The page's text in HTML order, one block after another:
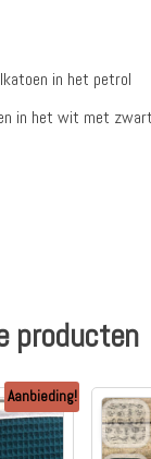
in het petrol
in het wit met
producten
Aanbieding!